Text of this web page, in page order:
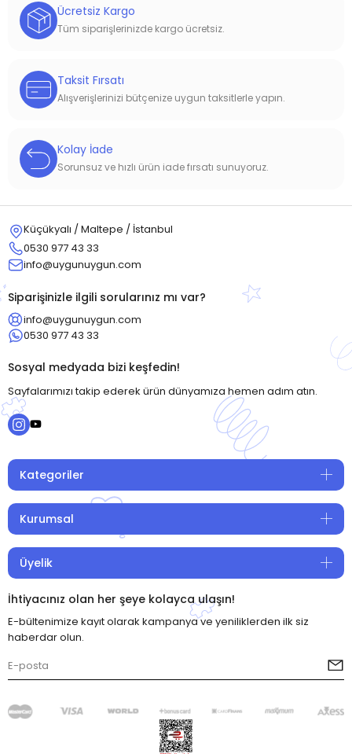
Ücretsiz Kargo
Tüm siparişlerinizde kargo ücretsiz.
Taksit Fırsatı
Alışverişlerinizi bütçenize uygun taksitlerle yapın.
Kolay İade
Sorunsuz ve hızlı ürün iade fırsatı sunuyoruz.
Kategoriler
Kurumsal
Üyelik
İhtiyacınız olan her şeye kolayca ulaşın!
E-bültenimize kayıt olarak kampanya ve yeniliklerden ilk siz
haberdar olun.
Küçükyalı / Maltepe / İstanbul
0530 977 43 33
info@uygunuygun.com
Siparişinizle ilgili sorularınız mı var?
info@uygunuygun.com
0530 977 43 33
Sosyal medyada bizi keşfedin!
Sayfalarımızı takip ederek ürün dünyamıza hemen adım atın.